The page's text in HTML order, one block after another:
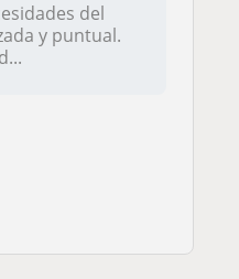
del
y puntual.